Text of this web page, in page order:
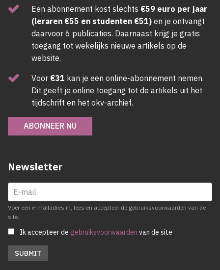
Een abonnement kost slechts €59 euro per jaar
(leraren €55 en studenten €51) en je ontvangt
daarvoor 6 publicaties. Daarnaast krijg je gratis
toegang tot wekelijks nieuwe artikels op de
website.
Voor €31 kan je een online-abonnement nemen.
Dit geeft je online toegang tot de artikels uit het
tijdschrift en het okv-archief.
ABONNEER NU
Newsletter
Voer een e-mailadres in, lees en accepteer de gebruiksvoorwaarden van de
site.
Ik accepteer de gebruiksvoorwaarden van de site